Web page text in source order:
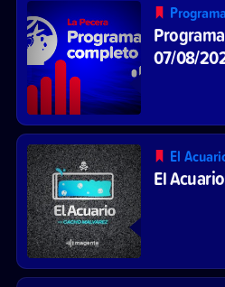
07/08/
El
El